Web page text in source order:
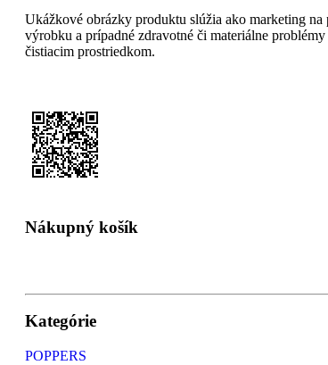
Ukážkové obrázky produktu slúžia ako marketing
výrobku a prípadné zdravotné či materiálne
čistiacim prostriedkom.
Nákupný košík
Kategórie
POPPERS